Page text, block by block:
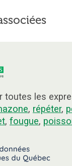
toutes les
, répéter,
, fougue,